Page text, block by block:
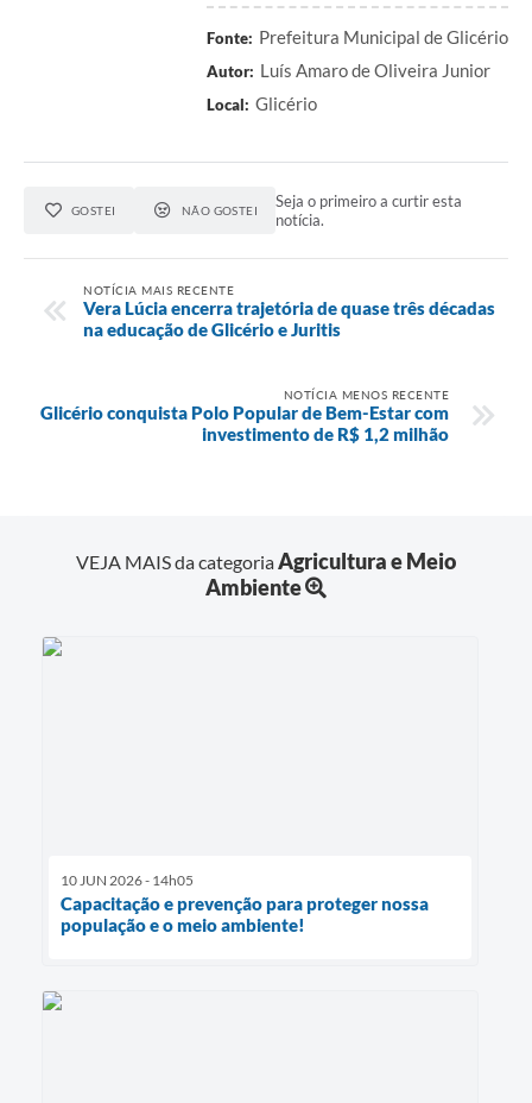
Fonte: Prefeitura Municipal de Glicério
Autor: Luís Amaro de Oliveira Junior
Local: Glicério
GOSTEI NÃO GOSTEI
Seja o primeiro a curtir esta
notícia.
NOTÍCIA MAIS RECENTE
Vera Lúcia encerra trajetória de quase três décadas
na educação de Glicério e Juritis
NOTÍCIA MENOS RECENTE
Glicério conquista Polo Popular de Bem-Estar com
investimento de R$ 1,2 milhão
VEJA MAIS da categoriaAgricultura e Meio
Ambiente
10 JUN 2026 - 14h05
Capacitação e prevenção para proteger nossa
população e o meio ambiente!